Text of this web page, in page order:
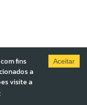
fins
a
visite a
Aceitar